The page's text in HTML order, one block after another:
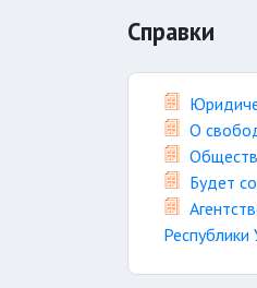
Справки
О
Будет
Республики